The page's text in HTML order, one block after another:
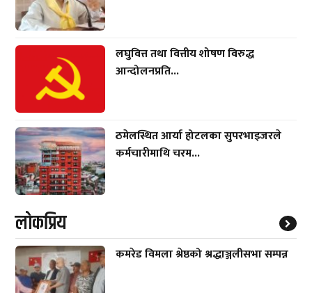
लघुवित्त तथा वित्तीय शोषण विरुद्ध
आन्दोलनप्रति...
ठमेलस्थित आर्या होटलका सुपरभाइजरले
कर्मचारीमाथि चरम...
लाेकप्रिय
कमरेड विमला श्रेष्ठको श्रद्धाञ्जलीसभा सम्पन्न